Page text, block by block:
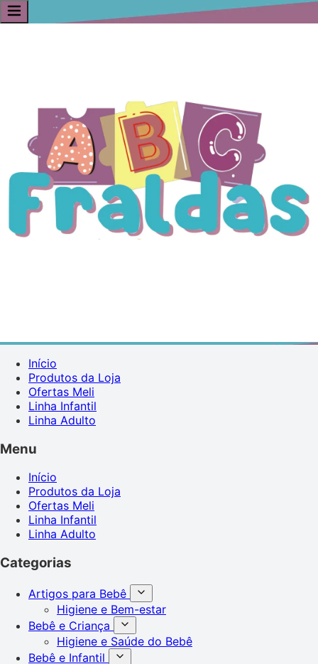
Início
Produtos da Loja
Ofertas Meli
Linha Infantil
Linha Adulto
Menu
Início
Produtos da Loja
Ofertas Meli
Linha Infantil
Linha Adulto
Categorias
Artigos para Bebê
Higiene e Bem-estar
Bebê e Criança
Higiene e Saúde do Bebê
Bebê e Infantil